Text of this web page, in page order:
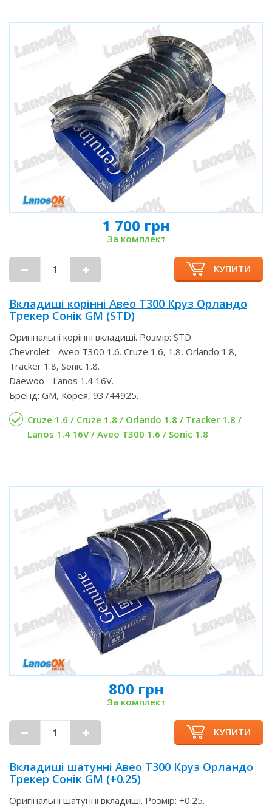
1 700 грн
За комплект
КУПИТИ
Вкладиші корінні Авео Т300 Круз Орландо
Трекер Сонік GM (STD)
Оригінальні корінні вкладиші. Розмір: STD.
Chevrolet - Aveo T300 1.6. Cruze 1.6, 1.8, Orlando 1.8,
Tracker 1.8, Sonic 1.8.
Daewoo - Lanos 1.4 16V.
Бренд: GM, Корея, 93744925.
Cruze 1.6 / Cruze 1.8 / Orlando 1.8 / Tracker 1.8 /
Lanos 1.4 16V / Aveo T300 1.6 / Sonic 1.8
800 грн
За комплект
КУПИТИ
Вкладиші шатунні Авео Т300 Круз Орландо
Трекер Сонік GM (+0.25)
Оригінальні шатунні вкладиші. Розмір: +0.25.